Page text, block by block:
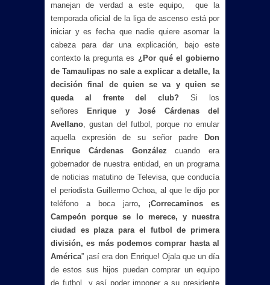
manejan de verdad a este equipo, que la
temporada oficial de la liga de ascenso está por
iniciar y es fecha que nadie quiere asomar la
cabeza para dar una explicación, bajo este
contexto la pregunta es ¿Por qué el gobierno
de Tamaulipas no sale a explicar a detalle, la
decisión final de quien se va y quien se
queda al frente del club?
Si los
señores
Enrique y José Cárdenas del
Avellano, gustan del futbol, porque no emular
aquella expresión de su señor padre
Don
Enrique Cárdenas González
cuando era
gobernador de nuestra entidad, en un programa
de noticias matutino de Televisa, que conducía
el periodista Guillermo Ochoa, al que le dijo por
teléfono a boca jarro, ¡Correcaminos es
Campeón porque se lo merece, y nuestra
ciudad es plaza para el futbol de primera
división, es más podemos comprar hasta al
América” ¡así era don Enrique! Ojala que un día
de estos sus hijos puedan comprar un equipo
de futbol y así poder imponer a su presidente